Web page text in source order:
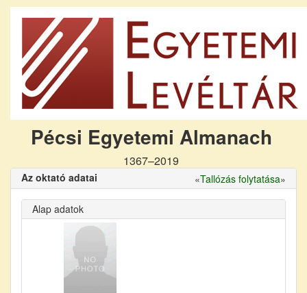
Pécsi Egyetemi Almanach
1367–2019
Az oktató adatai «Tallózás folytatása»
Alap adatok